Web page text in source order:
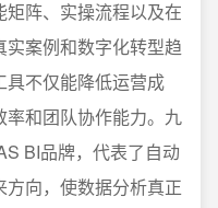
阵、实操流程以及在
案例和数字化转型趋
具不仅能降低运营成
和团队协作能力。九
BI品牌，代表了自动
向，使数据分析真正